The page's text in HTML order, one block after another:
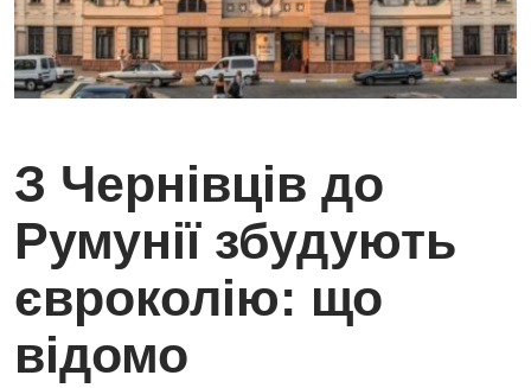
З Чернівців до
Румунії збудують
євроколію: що
відомо